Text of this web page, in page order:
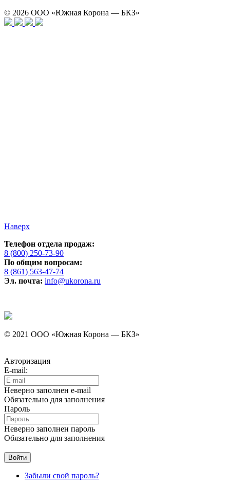
© 2026 ООО «Южная Корона — БКЗ»
Наверх
Телефон отдела продаж:
8 (800) 250-73-90
По общим вопросам:
8 (861) 563-47-74
Эл. почта: info@ukorona.ru
© 2021 ООО «Южная Корона — БКЗ»
Авторизация
E-mail:
Неверно заполнен e-mail
Обязательно для заполнения
Пароль
Неверно заполнен пароль
Обязательно для заполнения
Забыли свой пароль?